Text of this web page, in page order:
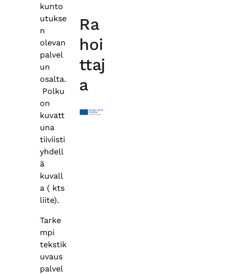
kunto
utukse
n
olevan
palvel
un
osalta.
Polku
on
kuvatt
una
tiiviisti
yhdell
ä
kuvall
a ( kts
liite).
Tarke
mpi
tekstik
uvaus
palvel
Ra
hoi
ttaj
a